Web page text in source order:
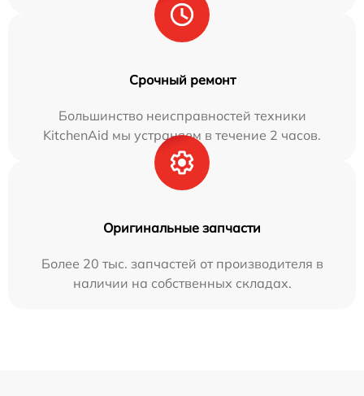
Срочный ремонт
Большинство неисправностей техники
KitchenAid мы устраняем в течение 2 часов.
Оригинальные запчасти
Более 20 тыс. запчастей от производителя в
наличии на собственных складах.